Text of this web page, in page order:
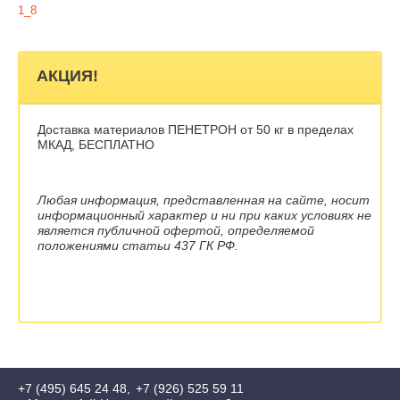
1_8
АКЦИЯ!
Доставка материалов ПЕНЕТРОН от 50 кг в пределах
МКАД, БЕСПЛАТНО
Любая информация, представленная на сайте, носит
информационный характер и ни при каких условиях не
является публичной офертой, определяемой
положениями статьи 437 ГК РФ.
+7 (495) 645 24 48
+7 (926) 525 59 11